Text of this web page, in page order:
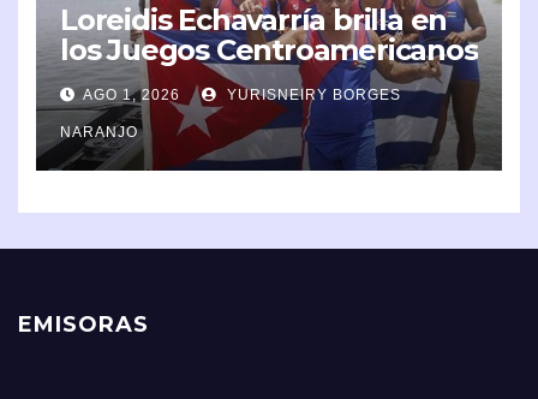
Loreidis Echavarría brilla en
los Juegos Centroamericanos
y del Caribe 2026
AGO 1, 2026 YURISNEIRY BORGES
NARANJO
EMISORAS